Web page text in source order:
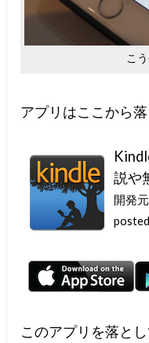
こ
アプリはここから
説や
開発
このアプリを落と